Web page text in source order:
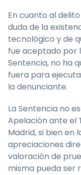
En cuanto al
duda de la
tecnológico y de
fue aceptado por
Sentencia, no ha
fuera para
la denunciante.
La Sentencia no
Apelación ante el
Madrid, si bien en
apreciaciones
valoración de
misma pueda ser